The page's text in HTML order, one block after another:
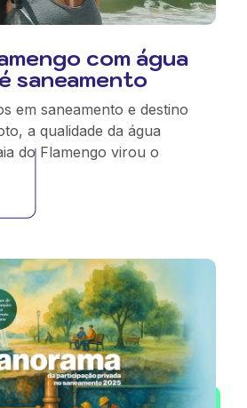
com água
saneamento
em saneamento e destino
a qualidade da água
do Flamengo virou o